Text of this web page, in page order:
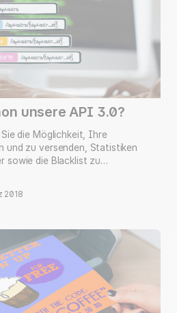
unsere API 3.0?
die Möglichkeit, Ihre
und zu versenden, Statistiken
sowie die Blacklist zu
2018